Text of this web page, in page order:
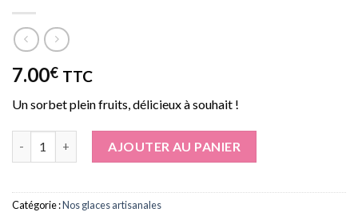
7.00€ TTC
Un sorbet plein fruits, délicieux à souhait !
AJOUTER AU PANIER
Catégorie :Nos glaces artisanales